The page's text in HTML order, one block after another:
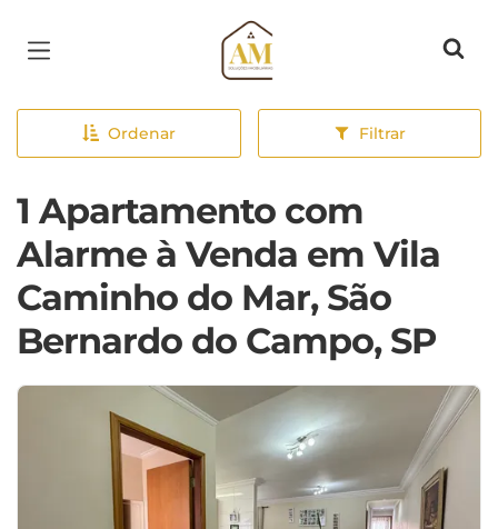
Página inicial
Ordenar Filtrar
1 Apartamento com
Alarme à Venda em Vila
Caminho do Mar, São
Bernardo do Campo, SP